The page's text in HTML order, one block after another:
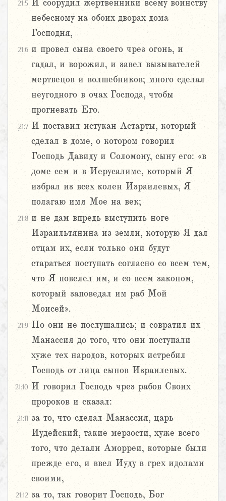
21:5 И соорудил жертвенники всему воинству
небесному на обоих дворах дома
Господня,
21:6 и провел сына своего чрез огонь, и
гадал, и ворожил, и завел вызывателей
мертвецов и волшебников; много сделал
неугодного в очах Господа, чтобы
прогневать Его.
21:7 И поставил истукан Астарты, который
сделал в доме, о котором говорил
Господь Давиду и Соломону, сыну его: «в
доме сем и в Иерусалиме, который Я
избрал из всех колен Израилевых, Я
полагаю имя Мое на век;
21:8 и не дам впредь выступить ноге
Израильтянина из земли, которую Я дал
отцам их, если только они будут
стараться поступать согласно со всем тем,
что Я повелел им, и со всем законом,
который заповедал им раб Мой
Моисей».
21:9 Но они не послушались; и совратил их
Манассия до того, что они поступали
хуже тех народов, которых истребил
Господь от лица сынов Израилевых.
21:10 И говорил Господь чрез рабов Своих
пророков и сказал:
21:11 за то, что сделал Манассия, царь
Иудейский, такие мерзости, хуже всего
того, что делали Аморреи, которые были
прежде его, и ввел Иуду в грех идолами
своими,
21:12 за то, так говорит Господь, Бог